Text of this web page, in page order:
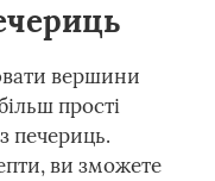
вершини
прості
печериць.
ви зможете